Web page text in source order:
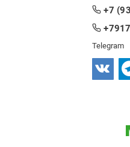
+7
Telegram